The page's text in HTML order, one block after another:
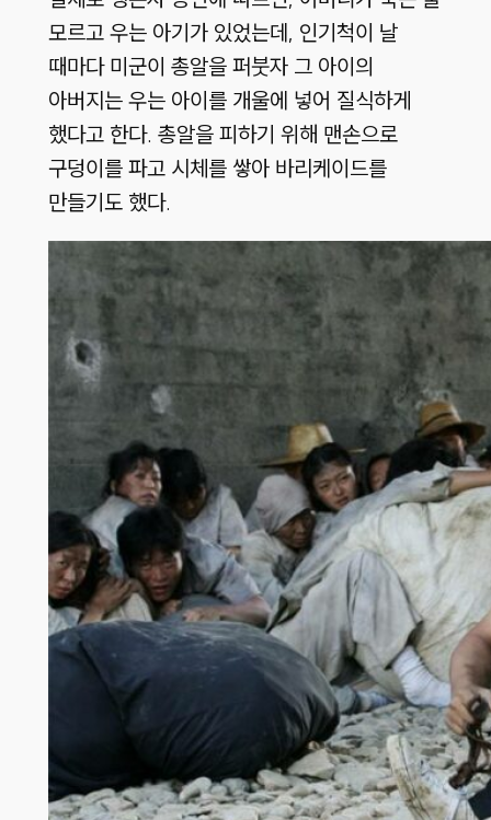
모르고 우는 아기가 있었는데, 인기척이 날
때마다 미군이 총알을 퍼붓자 그 아이의
아버지는 우는 아이를 개울에 넣어 질식하게
했다고 한다. 총알을 피하기 위해 맨손으로
구덩이를 파고 시체를 쌓아 바리케이드를
만들기도 했다.